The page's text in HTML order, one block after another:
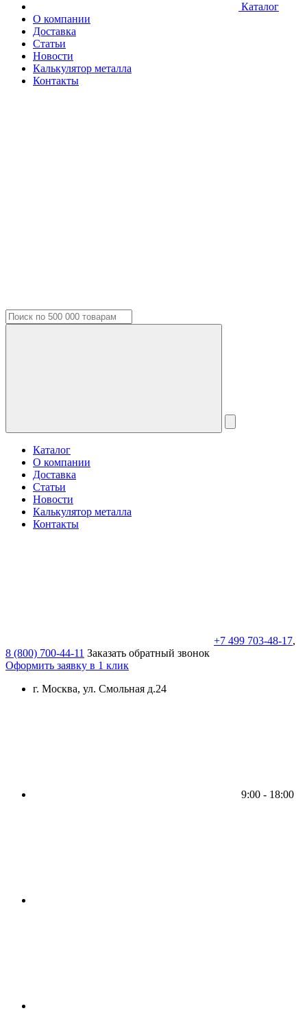
Каталог
О компании
Доставка
Статьи
Новости
Калькулятор металла
Контакты
Каталог
О компании
Доставка
Статьи
Новости
Калькулятор металла
Контакты
+7 499 703-48-17,
8 (800) 700-44-11 Заказать обратный звонок
Оформить заявку в 1 клик
г. Москва, ул. Смольная д.24
9:00 - 18:00